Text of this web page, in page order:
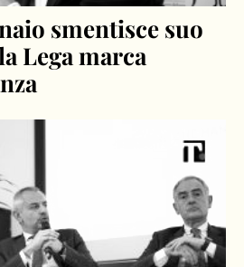
smentisce suo
Lega marca